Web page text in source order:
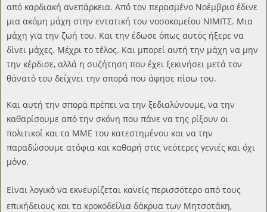
από καρδιακή ανεπάρκεια. Από τον περασμένο Νοέμβριο έδινε
μια ακόμη μάχη στην εντατική του νοσοκομείου ΝΙΜΙΤΣ. Μια
μάχη για την ζωή του. Και την έδωσε όπως αυτός ήξερε να
δίνει μάχες. Μέχρι το τέλος. Και μπορεί αυτή την μάχη να μην
την κέρδισε, αλλά η συζήτηση που έχει ξεκινήσει μετά τον
θάνατό του δείχνει την σπορά που άφησε πίσω του.
Και αυτή την σπορά πρέπει να την ξεδιαλύνουμε, να την
καθαρίσουμε από την σκόνη που πάνε να της ρίξουν οι
πολιτικοί και τα ΜΜΕ του κατεστημένου και να την
παραδώσουμε ατόφια και καθαρή στις νεότερες γενιές και όχι
μόνο.
Είναι λογικό να εκνευρίζεται κανείς περισσότερο από τους
επικήδειους και τα κροκοδείλια δάκρυα των Μητσοτάκη,